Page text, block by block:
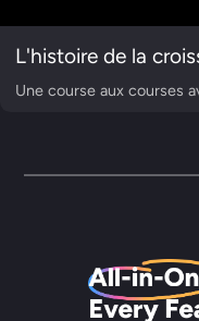
L'histoire de la
Une course aux courses